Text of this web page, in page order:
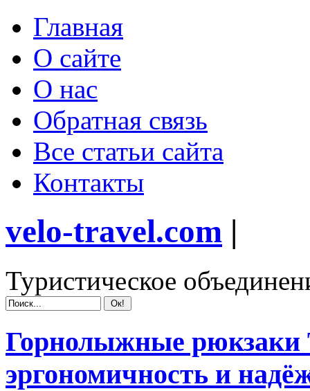
Главная
О сайте
О нас
Обратная связь
Все статьи сайта
Контакты
velo-travel.com |
Туристическое
Горнолыжные рюкзаки
эргономичность и